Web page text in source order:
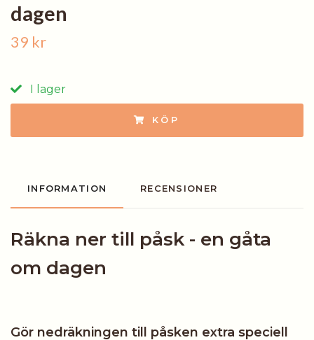
dagen
39 kr
I lager
KÖP
INFORMATION RECENSIONER
Räkna ner till påsk - en gåta
om dagen
Gör nedräkningen till påsken extra speciell